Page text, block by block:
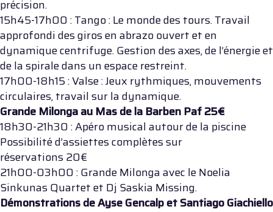
précision.
15h45-17h00 : Tango : Le monde des tours. Travail
approfondi des giros en abrazo ouvert et en
dynamique centrifuge. Gestion des axes, de l’énergie et
de la spirale dans un espace restreint.
17h00-18h15 : Valse : Jeux rythmiques, mouvements
circulaires, travail sur la dynamique.
Grande Milonga au Mas de la Barben Paf 25€
18h30-21h30 : Apéro musical autour de la piscine
Possibilité d’assiettes complètes sur
réservations 20€
21h00-03h00 : Grande Milonga avec le Noelia
Sinkunas Quartet et Dj Saskia Missing.
Démonstrations de Ayse Gencalp et Santiago Giachiello